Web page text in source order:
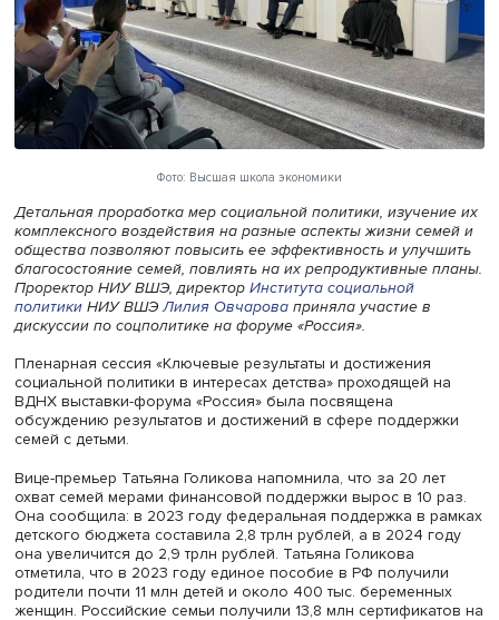
Фото: Высшая школа экономики
Детальная проработка мер социальной политики,
общества позволяют повысить ее эффективность и
благосостояние семей, повлиять на их
Проректор НИУ ВШЭ, директорИнститута социальной
политикиНИУ ВШЭ приняла участие в
Пленарная сессия «Ключевые результаты и достижения
социальной политики в интересах детства» проходящей
ВДНХ выставки-форума «Россия» была посвящена
обсуждению результатов и достижений в сфере
семей с детьми.